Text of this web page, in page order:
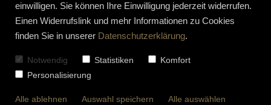
einwilligen. Sie können Ihre Einwilligung jederzeit widerrufen.
Einen Widerrufslink und mehr Informationen zu Cookies
finden Sie in unserer Datenschutzerklärung.
Notwendig Statistiken
Komfort
Personalisierung
Alle ablehnen Auswahl speichern Alle auswählen